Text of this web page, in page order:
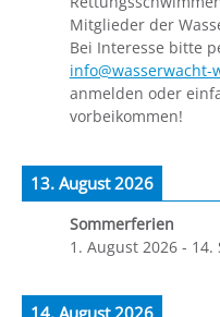
Mitglieder der
Bei Interesse bitte
info@wasserwacht-
anmelden oder
vorbeikommen!
13. August 2026
Sommerferien
1. August 2026- 14.
14. August 2026